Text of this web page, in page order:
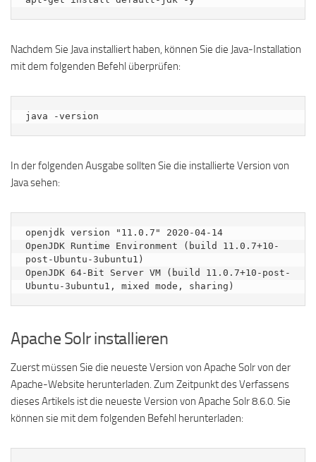
Nachdem Sie Java installiert haben, können Sie die Java-Installation
mit dem folgenden Befehl überprüfen:
java -version
In der folgenden Ausgabe sollten Sie die installierte Version von
Java sehen:
openjdk version "11.0.7" 2020-04-14
OpenJDK Runtime Environment (build 11.0.7+10-
post-Ubuntu-3ubuntu1)
OpenJDK 64-Bit Server VM (build 11.0.7+10-post-
Apache Solr installieren
Zuerst müssen Sie die neueste Version von Apache Solr von der
Apache-Website herunterladen. Zum Zeitpunkt des Verfassens
dieses Artikels ist die neueste Version von Apache Solr 8.6.0. Sie
können sie mit dem folgenden Befehl herunterladen: